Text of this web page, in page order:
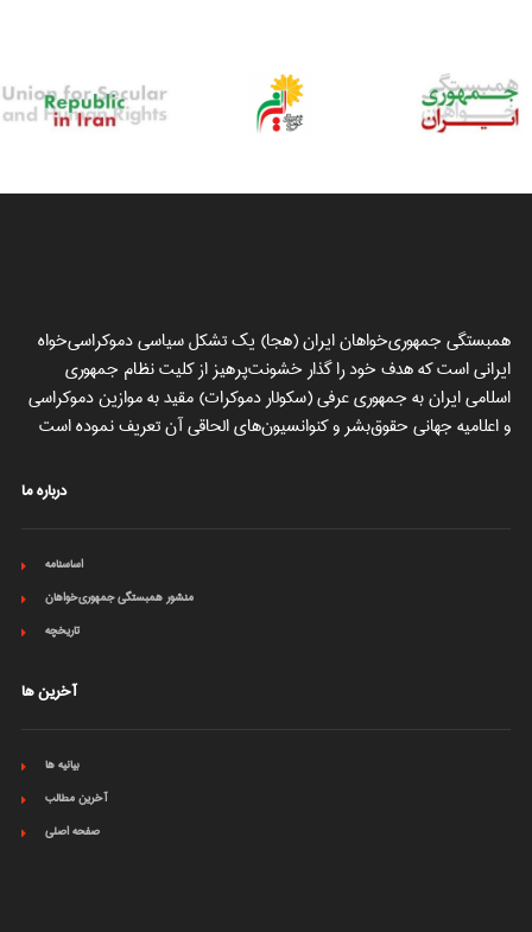
همبستگی جمهوری‌خواهان ایران (هجا) یک تشکل سیاسی دموکراسی‌خواه
ایرانی است که هدف خود را گذار خشونت‌پرهیز از کلیت نظام جمهوری
اسلامی ایران به جمهوری عرفی (سکولار دموکرات) مقید به موازین دموکراسی
و اعلامیه جهانی حقوق‌بشر و کنوانسیون‌های الحاقی آن تعریف نموده است
درباره ما
اساسنامه
منشور همبستگی جمهوری‌خواهان
تاریخچه
آخرین ها
بیانیه ها
آخرین مطالب
صفحه اصلی